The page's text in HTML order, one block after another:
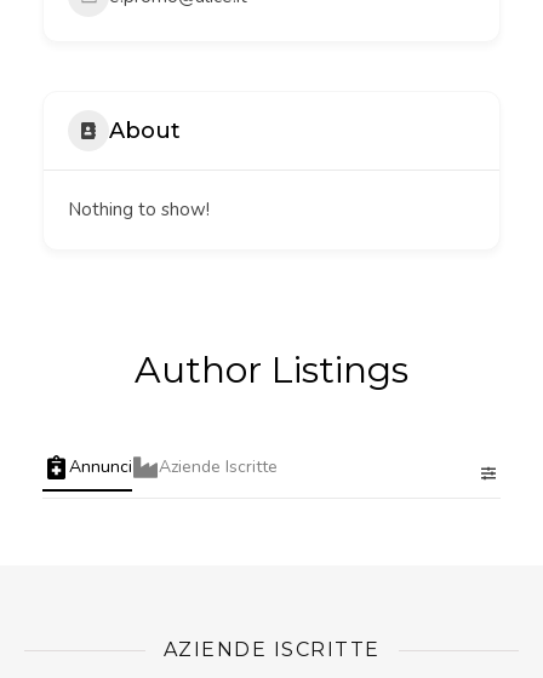
About
Nothing to show!
Author Listings
Annunci Aziende Iscritte
AZIENDE ISCRITTE